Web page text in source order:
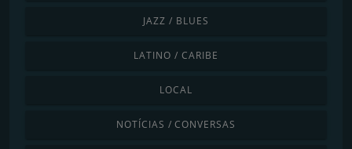
JAZZ / BLUES
LATINO / CARIBE
LOCAL
NOTÍCIAS / CONVERSAS